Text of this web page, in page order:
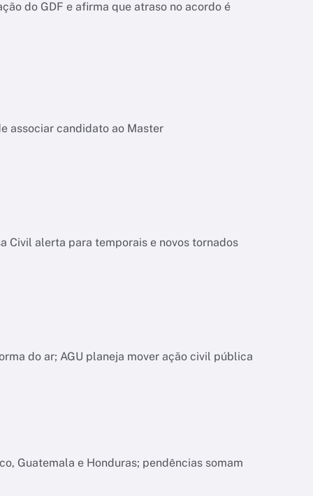
do GDF e afirma que atraso no acordo é
associar candidato ao Master
Civil alerta para temporais e novos tornados
do ar; AGU planeja mover ação civil pública
Guatemala e Honduras; pendências somam